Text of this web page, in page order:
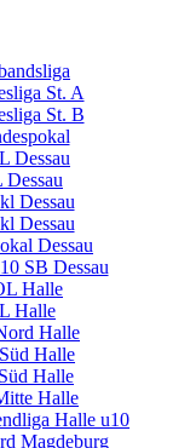
St. A
St. B
Dessau
Dessau
Dessau
Dessau
Dessau
SB Dessau
Halle
Halle
Halle
Halle
Halle
Halle
Halle u10
Magdeburg